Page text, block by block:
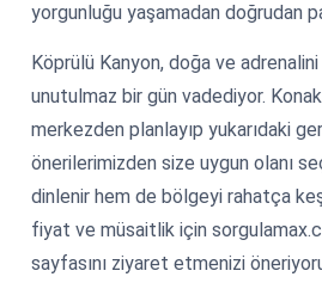
yorgunluğu yaşamadan doğrudan
Köprülü Kanyon, doğa ve
unutulmaz bir gün vadediyor.
merkezden planlayıp yukarıdaki
önerilerimizden size uygun olanı
dinlenir hem de bölgeyi rahatça
fiyat ve müsaitlik için
sayfasını ziyaret etmenizi